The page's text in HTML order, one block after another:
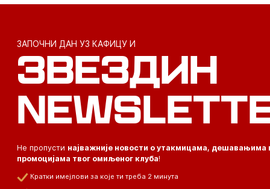
ЗАПОЧНИ ДАН УЗ КАФИЦУ И
ЗВЕЗДИН
Не пропусти најважније новости о утакмицама, дешавањима
промоцијама твог омиљеног клуба!
Кратки имејлови за које ти треба 2 минута